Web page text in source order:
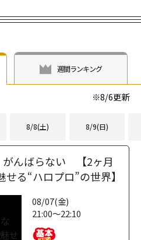
週間ランキング
※8/6更新
8/8(土) 8/9(日)
がんばらない 【2ヶ月
る“ハロプロ”の世界】
08/07(金)
21:00～22:10